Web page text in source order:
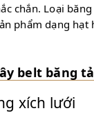
chắn. Loại
phẩm dạng hạt
belt băng
xích lưới